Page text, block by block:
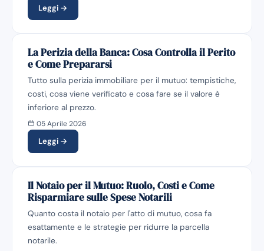
Leggi →
La Perizia della Banca: Cosa Controlla il Perito
e Come Prepararsi
Tutto sulla perizia immobiliare per il mutuo: tempistiche,
costi, cosa viene verificato e cosa fare se il valore è
inferiore al prezzo.
05 Aprile 2026
Leggi →
Il Notaio per il Mutuo: Ruolo, Costi e Come
Risparmiare sulle Spese Notarili
Quanto costa il notaio per l'atto di mutuo, cosa fa
esattamente e le strategie per ridurre la parcella
notarile.